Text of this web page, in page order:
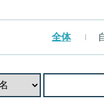
アップ
全体